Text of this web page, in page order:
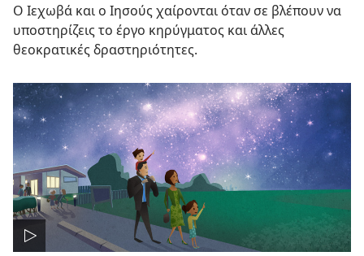
Ο Ιεχωβά και ο Ιησούς χαίρονται όταν σε βλέπουν να
υποστηρίζεις το έργο κηρύγματος και άλλες
θεοκρατικές δραστηριότητες.